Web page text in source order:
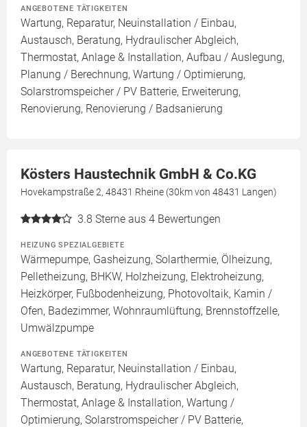
ANGEBOTENE TÄTIGKEITEN
Wartung, Reparatur, Neuinstallation / Einbau,
Austausch, Beratung, Hydraulischer Abgleich,
Thermostat, Anlage & Installation, Aufbau / Auslegung,
Planung / Berechnung, Wartung / Optimierung,
Solarstromspeicher / PV Batterie, Erweiterung,
Renovierung, Renovierung / Badsanierung
Kösters Haustechnik GmbH & Co.KG
Hovekampstraße 2, 48431 Rheine (30km von 48431 Langen)
3.8 Sterne aus 4 Bewertungen
HEIZUNG SPEZIALGEBIETE
Wärmepumpe, Gasheizung, Solarthermie, Ölheizung,
Pelletheizung, BHKW, Holzheizung, Elektroheizung,
Heizkörper, Fußbodenheizung, Photovoltaik, Kamin /
Ofen, Badezimmer, Wohnraumlüftung, Brennstoffzelle,
Umwälzpumpe
ANGEBOTENE TÄTIGKEITEN
Wartung, Reparatur, Neuinstallation / Einbau,
Austausch, Beratung, Hydraulischer Abgleich,
Thermostat, Anlage & Installation, Wartung /
Optimierung, Solarstromspeicher / PV Batterie,